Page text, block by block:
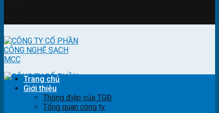
Trang chủ
Giới thiệu
Thông điệp của TGĐ
Tổng quan công ty